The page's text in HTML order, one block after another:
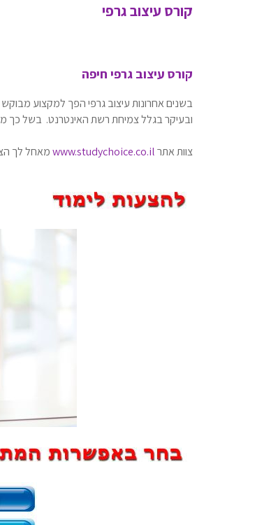
קורס עיצוב גרפי
קורס עיצוב גרפי חיפה
בשנים אחרונות עיצוב גרפי הפך למקצוע
ובעיקר בגלל צמיחת רשת האינטרנט. בשל כך
צוות אתרwww.studychoice.co.ilמאחל לך